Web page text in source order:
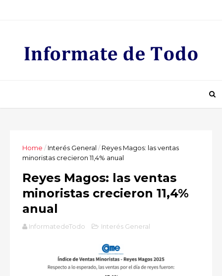
Home / Interés General / Reyes Magos: las ventas
minoristas crecieron 11,4% anual
Reyes Magos: las ventas
minoristas crecieron 11,4%
anual
InformatedeTodo Interés General